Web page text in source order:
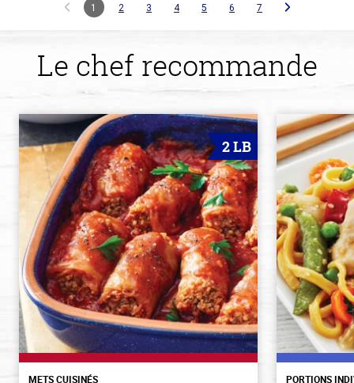
1 2 3 4 5 6 7
Le chef recommande
2 LB
METS CUISINÉS PORTIONS